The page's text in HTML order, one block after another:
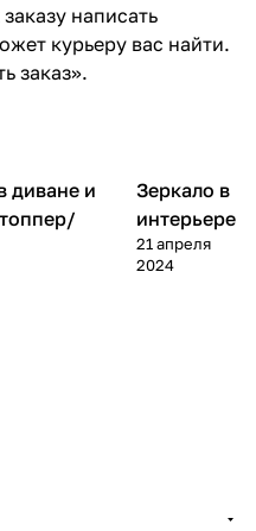
написать
курьеру вас найти.
заказ».
диване и
Стиль
интерьера
Зеркало в
интерьере
21 апреля
2024